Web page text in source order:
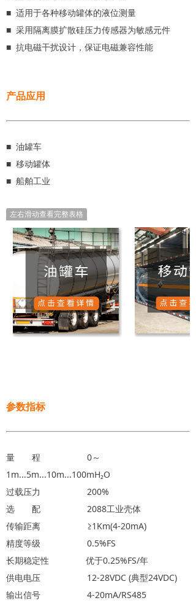
■ 适用于各种移动罐体的液位测量
■ 采用隔离膜扩散硅压力传感器为敏感元件
■ 抗电磁干扰设计，保证电磁兼容性能
产品应用
■ 油罐车
■ 移动罐体
■ 船舶工业
左右滑动查看完整表格
参数指标
量 程 0～
1m...5m...10m...100mH₂O
过载压力 200%
选 配 2088工业壳体
传输距离 ≥1Km(4-20mA)
精度等级 0.5%FS
长期稳定性 优于0.25%FS/年
供电电压 12-28VDC (典型24VDC)
输出信号 4-20mA/RS485